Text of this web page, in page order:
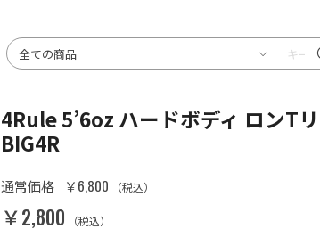
4Rule 5’6oz ハードボディ ロンT
BIG4R
通常価格 ￥6,800 （税込）
￥2,800 （税込）